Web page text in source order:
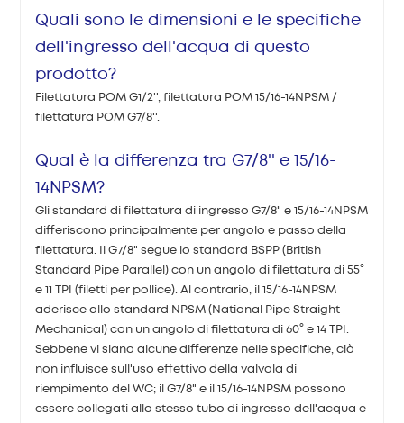
Quali sono le dimensioni e le specifiche
dell'ingresso dell'acqua di questo
prodotto?
Filettatura POM G1/2'', filettatura POM 15/16-14NPSM /
filettatura POM G7/8''.
Qual è la differenza tra G7/8'' e 15/16-
14NPSM?
Gli standard di filettatura di ingresso G7/8" e 15/16-14NPSM
differiscono principalmente per angolo e passo della
filettatura. Il G7/8" segue lo standard BSPP (British
Standard Pipe Parallel) con un angolo di filettatura di 55°
e 11 TPI (filetti per pollice). Al contrario, il 15/16-14NPSM
aderisce allo standard NPSM (National Pipe Straight
Mechanical) con un angolo di filettatura di 60° e 14 TPI.
Sebbene vi siano alcune differenze nelle specifiche, ciò
non influisce sull'uso effettivo della valvola di
riempimento del WC; il G7/8" e il 15/16-14NPSM possono
essere collegati allo stesso tubo di ingresso dell'acqua e